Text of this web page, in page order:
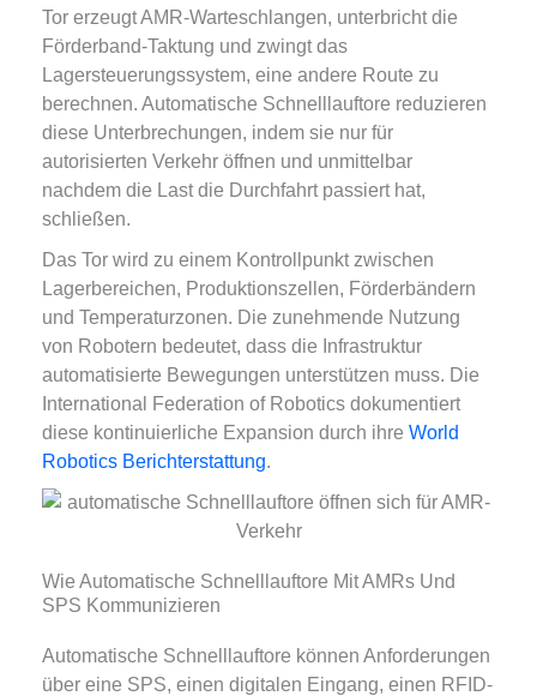
Tor erzeugt AMR-Warteschlangen, unterbricht die
Förderband-Taktung und zwingt das
Lagersteuerungssystem, eine andere Route zu
berechnen. Automatische Schnelllauftore reduzieren
diese Unterbrechungen, indem sie nur für
autorisierten Verkehr öffnen und unmittelbar
nachdem die Last die Durchfahrt passiert hat,
schließen.
Das Tor wird zu einem Kontrollpunkt zwischen
Lagerbereichen, Produktionszellen, Förderbändern
und Temperaturzonen. Die zunehmende Nutzung
von Robotern bedeutet, dass die Infrastruktur
automatisierte Bewegungen unterstützen muss. Die
International Federation of Robotics dokumentiert
diese kontinuierliche Expansion durch ihre World
Robotics Berichterstattung.
Wie Automatische Schnelllauftore Mit AMRs Und
SPS Kommunizieren
Automatische Schnelllauftore können Anforderungen
über eine SPS, einen digitalen Eingang, einen RFID-